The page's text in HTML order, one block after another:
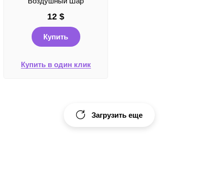
12 $
Купить
Купить в один клик
Загрузить еще